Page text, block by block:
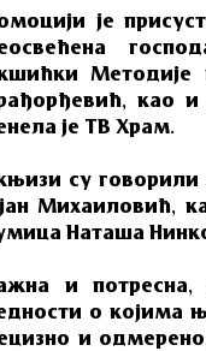
је
као
је ТВ Храм.
су
Mихaилoвић,
Нaтaшa
и
o кojимa
и